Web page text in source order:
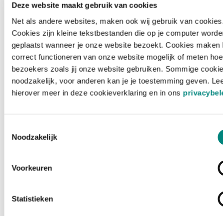
Deze website maakt gebruik van cookies
Net als andere websites, maken ook wij gebruik van
Cookies zijn kleine tekstbestanden die op je computer
geplaatst wanneer je onze website bezoekt. Cookies maken
correct functioneren van onze website mogelijk of meten hoe
bezoekers zoals jij onze website gebruiken. Sommige
noodzakelijk, voor anderen kan je je toestemming geven.
hierover meer in deze cookieverklaring en in ons
Noodzakelijk
Voorkeuren
Statistieken